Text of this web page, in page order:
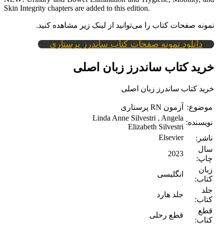
Skin Integrity chapters are added to this edition.
نمونه صفحات کتاب را می‌توانید از لینک زیر مشاهده کنید.
دانلود نمونه صفحات کتاب ساندرز پرستاری
خرید کتاب ساندرز زبان اصلی
خرید کتاب ساندرز زبان اصلی
موضوع:
آزمون RN پرستاری
نویسنده:
Linda Anne Silvestri , Angela
Elizabeth Silvestri
ناشر:
Elsevier
سال
چاپ:
2023
زبان
کتاب:
انگلیسی
جلد
کتاب:
جلد هارد
قطع
کتاب:
قطع رحلی